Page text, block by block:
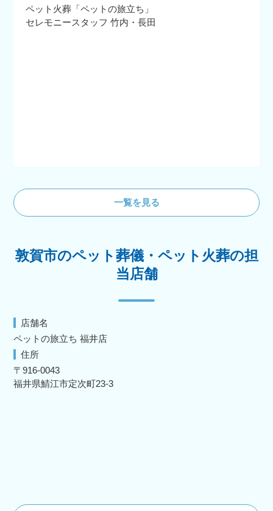
ペット火葬「ペットの旅立ち」
セレモニースタッフ 竹内・長田
一覧を見る
敦賀市のペット葬儀・ペット火葬の担
当店舗
店舗名
ペットの旅立ち 福井店
住所
〒916-0043
福井県鯖江市定次町23-3